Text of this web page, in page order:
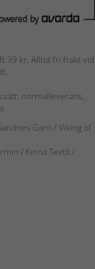
39 kr. Alltid fri frakt vid
normalleverans,
Garn / Viking of
/ Kinna Textil /